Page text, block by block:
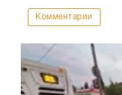
Комментарии